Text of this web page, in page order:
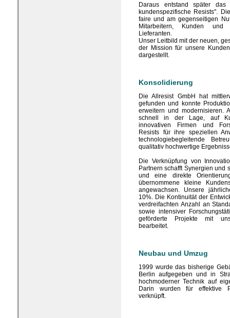
Daraus entstand später das
kundenspezifische Resists".
faire und am gegenseitigen
Mitarbeitern, Kunden und
Lieferanten.
Unser Leitbild mit der neuen,
der Mission für unsere
dargestellt.
Konsolidierung
Die Allresist GmbH hat
gefunden und konnte
erweitern und modernisieren.
schnell in der Lage, auf
innovativen Firmen und
Resists für ihre speziellen
technologiebegleitende
qualitativ hochwertige
Die Verknüpfung von
Partnern schafft Synergien und
und eine direkte
übernommene kleine
angewachsen. Unsere
10%. Die Kontinuität der
verdreifachten Anzahl an
sowie intensiver
geförderte Projekte mit
bearbeitet.
Neubau und Umzug
1999 wurde das bisherige
Berlin aufgegeben und in
hochmoderner Technik auf
Darin wurden für effektive
verknüpft.